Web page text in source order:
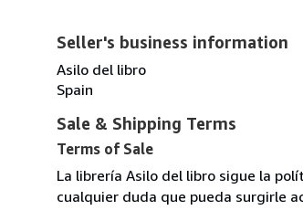
Seller's business information
Asilo del libro
Spain
Sale & Shipping Terms
Terms of Sale
La librería Asilo del libro sigue la
cualquier duda que pueda surgirle